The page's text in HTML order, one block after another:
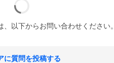
、以下からお問い合わせください。
に質問を投稿する